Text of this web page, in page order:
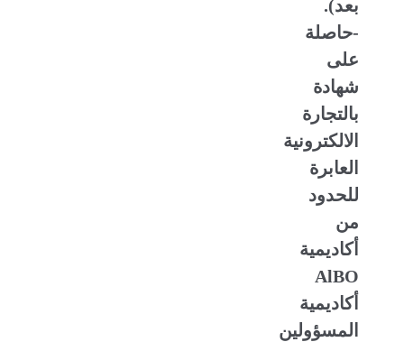
بعد).
-حاصلة
على
شهادة
بالتجارة
الالكترونية
العابرة
للحدود
من
أكاديمية
AlBO
أكاديمية
المسؤولين